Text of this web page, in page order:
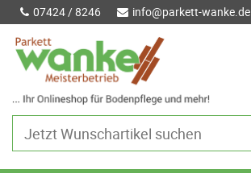
07424 / 8246 info@parkett-wanke.de